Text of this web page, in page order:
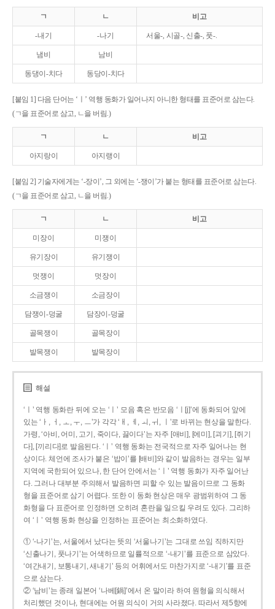
ㄱ ㄴ 비고
-내기 -나기 서울-, 시골-, 신출-, 풋-.
냄비 남비
동댕이-치다 동당이-치다
[붙임 1] 다음 단어는 ‘ㅣ’ 역행 동화가 일어나지 아니한 형태를 표준어로 삼는다.
(ㄱ을 표준어로 삼고, ㄴ을 버림.)
ㄱ ㄴ 비고
아지랑이 아지랭이
[붙임 2] 기술자에게는 ‘-장이’, 그 외에는 ‘-쟁이’가 붙는 형태를 표준어로 삼는다.
(ㄱ을 표준어로 삼고, ㄴ을 버림.)
ㄱ ㄴ 비고
미장이 미쟁이
유기장이 유기쟁이
멋쟁이 멋장이
소금쟁이 소금장이
담쟁이-덩굴 담장이-덩굴
골목쟁이 골목장이
발목쟁이 발목장이
해설
‘ㅣ’ 역행 동화란 뒤에 오는 ‘ㅣ’ 모음 혹은 반모음 ‘ㅣ[j]’에 동화되어 앞에
있는 ‘ㅏ, ㅓ, ㅗ, ㅜ, ㅡ’가 각각 ‘ㅐ, ㅔ, ㅚ, ㅟ, ㅣ’로 바뀌는 현상을 말한다.
가령, ‘아비, 어미, 고기, 죽이다, 끓이다’는 자주 [애비], [에미], [괴기], [쥐기
다], [끼리다]로 발음된다. ‘ㅣ’ 역행 동화는 전국적으로 자주 일어나는 현
상이다. 체언에 조사가 붙은 ‘밥이’를 [배비]와 같이 발음하는 경우는 일부
지역에 국한되어 있으나, 한 단어 안에서는 ‘ㅣ’ 역행 동화가 자주 일어난
다. 그러나 대부분 주의해서 발음하면 피할 수 있는 발음이므로 그 동화
형을 표준어로 삼기 어렵다. 또한 이 동화 현상은 매우 광범위하여 그 동
화형을 다 표준어로 인정하면 오히려 혼란을 일으킬 우려도 있다. 그리하
여 ‘ㅣ’ 역행 동화 현상을 인정하는 표준어는 최소화하였다.
① ‘-나기’는, 서울에서 났다는 뜻의 ‘서울나기’는 그대로 쓰임 직하지만
‘신출나기, 풋나기’는 어색하므로 일률적으로 ‘-내기’를 표준으로 삼았다.
‘여간내기, 보통내기, 새내기’ 등의 어휘에서도 마찬가지로 ‘-내기’를 표준
으로 삼는다.
② ‘남비’는 종래 일본어 ‘나베[鍋]’에서 온 말이라 하여 원형을 의식해서
처리했던 것이나, 현대에는 어원 의식이 거의 사라졌다. 따라서 제5항에